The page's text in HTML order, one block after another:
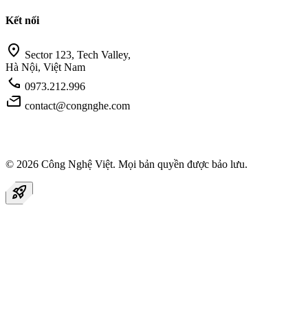
Kết nối
location_on Sector 123, Tech Valley,
Hà Nội, Việt Nam
call 0973.212.996
mail contact@congnghe.com
© 2026 Công Nghệ Việt. Mọi bản quyền được bảo lưu.
rocket_launch